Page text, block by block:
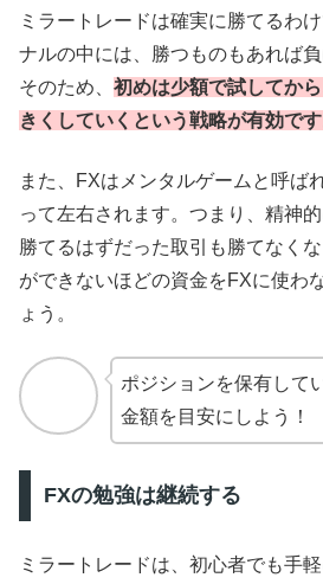
ミラートレードは確実に勝てるわ
ナルの中には、勝つものもあれば
そのため、 初めは少額で試してか
きくしていくという戦略が有効です
また、FXはメンタルゲームと呼ば
って左右されます。つまり、精神
勝てるはずだった取引も勝てなく
ができないほどの資金をFXに使わ
ょう。
ポジションを保有して
金額を目安にしよう！
FXの勉強は継続する
ミラートレードは、初心者でも手